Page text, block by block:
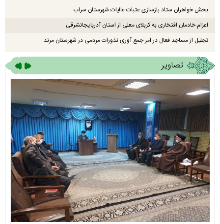
بخش خواهران ستاد بازسازی عتبات عالیات شهرستان سراب
اعزام خادمان افتخاری به کربلای معلی از استان آذربایجانشرقی
تجلیل از مساجد فعال در امر جمع آوری نذورات مردمی در شهرستان مرند
تصاویر